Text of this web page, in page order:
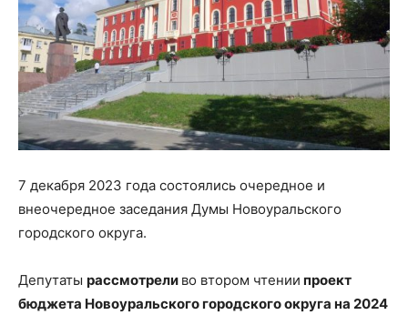
7 декабря 2023 года состоялись очередное и
внеочередное заседания Думы Новоуральского
городского округа.
Депутаты рассмотрели во втором чтении проект
бюджета Новоуральского городского округа на 2024